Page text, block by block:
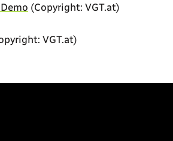
(Copyright: VGT.at)
VGT.at)